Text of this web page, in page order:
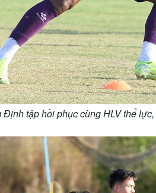
tập hồi phục cùng HLV thể